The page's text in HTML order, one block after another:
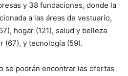
y 38 fundaciones, donde la
a las áreas de vestuario,
hogar (121), salud y belleza
(67), y tecnología (59).
se podrán encontrar las ofertas